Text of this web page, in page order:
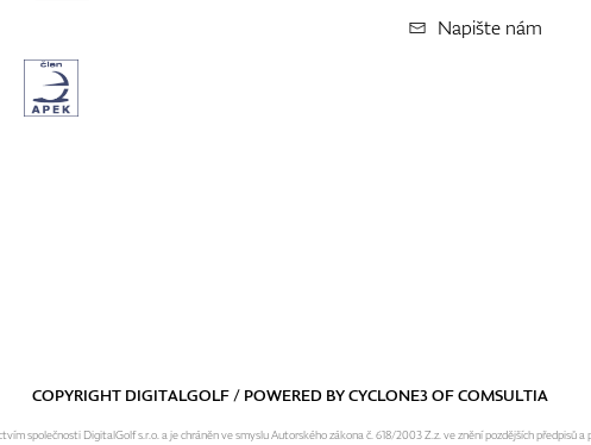
Napište nám
COPYRIGHT DIGITALGOLF / POWERED BYCYCLONE3OFCOMSULTIA
společnosti DigitalGolf s.r.o. a je chráněn ve smyslu Autorského zákona č. 618/2003 Z.z. ve znění pozdějších předpisů